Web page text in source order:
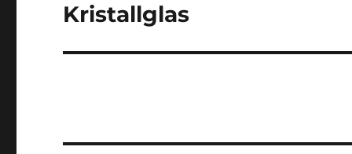
Nächster
Kristallglas